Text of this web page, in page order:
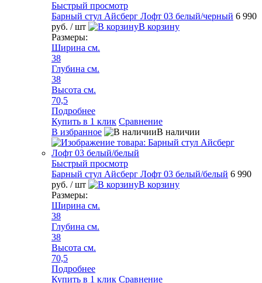
Быстрый просмотр
Барный стул Айсберг Лофт 03 белый/черный 6 990
руб. / шт
В корзину
Размеры:
Ширина см.
38
Глубина см.
38
Высота см.
70,5
Подробнее
Купить в 1 клик Сравнение
В избранное
В наличии
Быстрый просмотр
Барный стул Айсберг Лофт 03 белый/белый 6 990
руб. / шт
В корзину
Размеры:
Ширина см.
38
Глубина см.
38
Высота см.
70,5
Подробнее
Купить в 1 клик Сравнение